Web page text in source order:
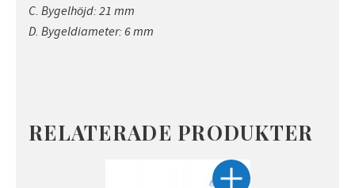
C. Bygelhöjd: 21 mm
D. Bygeldiameter: 6 mm
RELATERADE PRODUKTER